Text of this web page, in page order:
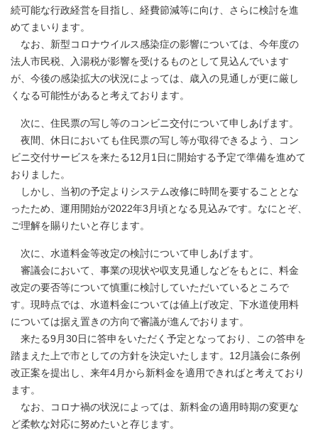
続可能な行政経営を目指し、経費節減等に向け、さらに検討を進
めてまいります。
なお、新型コロナウイルス感染症の影響については、今年度の
法人市民税、入湯税が影響を受けるものとして見込んでいます
が、今後の感染拡大の状況によっては、歳入の見通しが更に厳し
くなる可能性があると考えております。
次に、住民票の写し等のコンビニ交付について申しあげます。
夜間、休日においても住民票の写し等が取得できるよう、コン
ビニ交付サービスを来たる12月1日に開始する予定で準備を進めて
おりました。
しかし、当初の予定よりシステム改修に時間を要することとな
ったため、運用開始が2022年3月頃となる見込みです。なにとぞ、
ご理解を賜りたいと存じます。
次に、水道料金等改定の検討について申しあげます。
審議会において、事業の現状や収支見通しなどをもとに、料金
改定の要否等について慎重に検討していただいているところで
す。現時点では、水道料金については値上げ改定、下水道使用料
については据え置きの方向で審議が進んでおります。
来たる9月30日に答申をいただく予定となっており、この答申を
踏まえた上で市としての方針を決定いたします。12月議会に条例
改正案を提出し、来年4月から新料金を適用できればと考えており
ます。
なお、コロナ禍の状況によっては、新料金の適用時期の変更な
ど柔軟な対応に努めたいと存じます。